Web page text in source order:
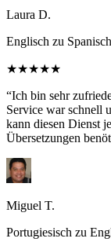
Laura D.
Englisch zu Spanisch
★★★★★
“Ich bin sehr
Service war schnell
kann diesen Dienst
Übersetzungen
Miguel T.
Portugiesisch zu